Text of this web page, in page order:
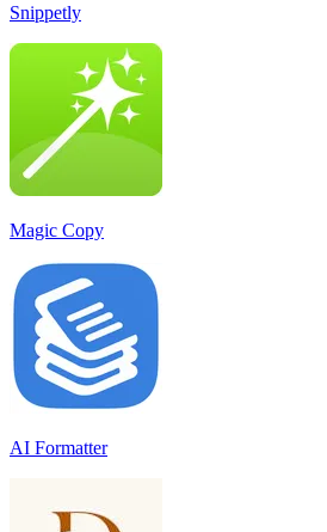
Snippetly
Magic Copy
AI Formatter